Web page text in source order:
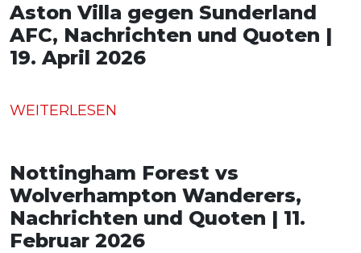
Aston Villa gegen Sunderland
AFC, Nachrichten und Quoten |
19. April 2026
WEITERLESEN
Nottingham Forest vs
Wolverhampton Wanderers,
Nachrichten und Quoten | 11.
Februar 2026